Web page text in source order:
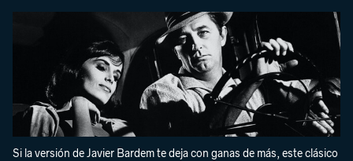
Si la versión de Javier Bardem te deja con ganas de más, este clásico